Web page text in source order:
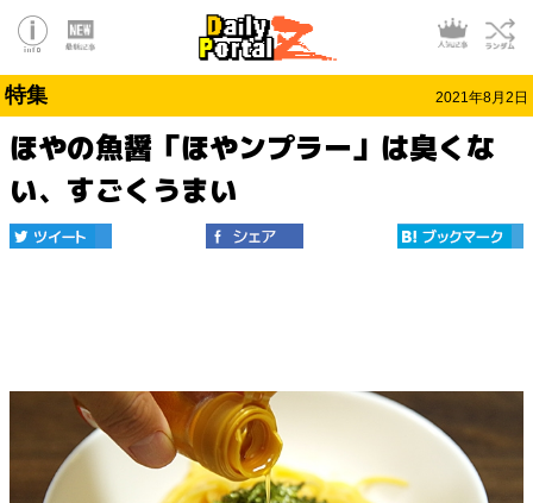
特集 2021年8月2日
ほやの魚醤「ほやンプラー」は臭くな
い、すごくうまい